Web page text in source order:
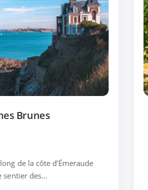
Brunes
de la côte d’Émeraude
sentier des...